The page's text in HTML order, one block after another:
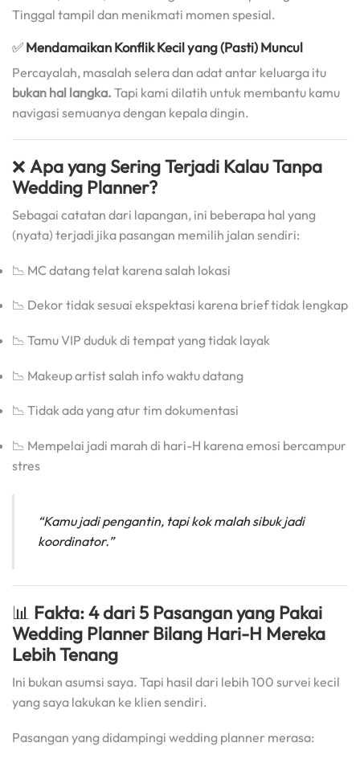
Tinggal tampil dan menikmati momen spesial.
✅Mendamaikan Konflik Kecil yang (Pasti) Muncul
Percayalah, masalah selera dan adat antar keluarga itu
bukan hal langka. Tapi kami dilatih untuk membantu kamu
navigasi semuanya dengan kepala dingin.
❌ Apa yang Sering Terjadi Kalau Tanpa
Wedding Planner?
Sebagai catatan dari lapangan, ini beberapa hal yang
(nyata) terjadi jika pasangan memilih jalan sendiri:
📉 MC datang telat karena salah lokasi
📉 Dekor tidak sesuai ekspektasi karena brief tidak lengkap
📉 Tamu VIP duduk di tempat yang tidak layak
📉 Makeup artist salah info waktu datang
📉 Tidak ada yang atur tim dokumentasi
📉 Mempelai jadi marah di hari-H karena emosi bercampur
stres
“Kamu jadi pengantin, tapi kok malah sibuk jadi
koordinator.”
📊 Fakta: 4 dari 5 Pasangan yang Pakai
Wedding Planner Bilang Hari-H Mereka
Lebih Tenang
Ini bukan asumsi saya. Tapi hasil dari lebih 100 survei kecil
yang saya lakukan ke klien sendiri.
Pasangan yang didampingi wedding planner merasa: